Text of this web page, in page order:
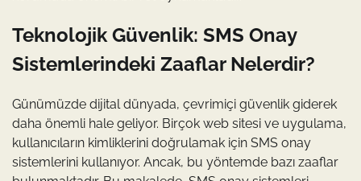
Teknolojik Güvenlik: SMS Onay
Sistemlerindeki Zaaflar Nelerdir?
Günümüzde dijital dünyada, çevrimiçi güvenlik giderek
daha önemli hale geliyor. Birçok web sitesi ve uygulama,
kullanıcıların kimliklerini doğrulamak için SMS onay
sistemlerini kullanıyor. Ancak, bu yöntemde bazı zaaflar